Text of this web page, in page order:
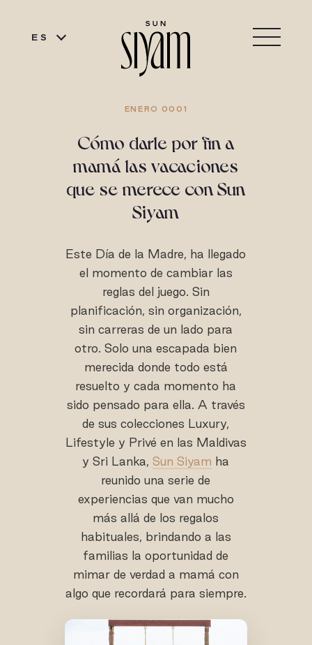
ES
ENERO 0001
Cómo darle por fin a
mamá las vacaciones
que se merece con Sun
Siyam
Este Día de la Madre, ha llegado
el momento de cambiar las
reglas del juego. Sin
planificación, sin organización,
sin carreras de un lado para
otro. Solo una escapada bien
merecida donde todo está
resuelto y cada momento ha
sido pensado para ella. A través
de sus colecciones Luxury,
Lifestyle y Privé en las Maldivas
y Sri Lanka,Sun Siyam ha
reunido una serie de
experiencias que van mucho
más allá de los regalos
habituales, brindando a las
familias la oportunidad de
mimar de verdad a mamá con
algo que recordará para siempre.